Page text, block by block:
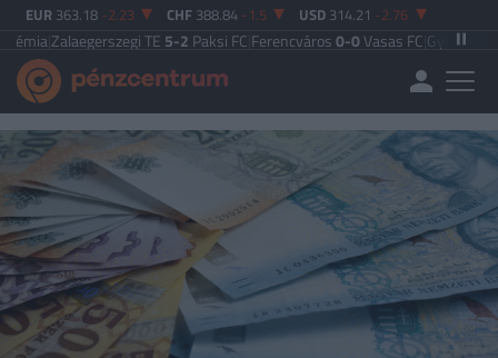
EUR 363.18 -2.23 CHF 388.84 -1.5 USD 314.21 -2.76
TE5-2Paksi FC|Ferencváros0-0Vasas FC|Győri ETO FC4-0